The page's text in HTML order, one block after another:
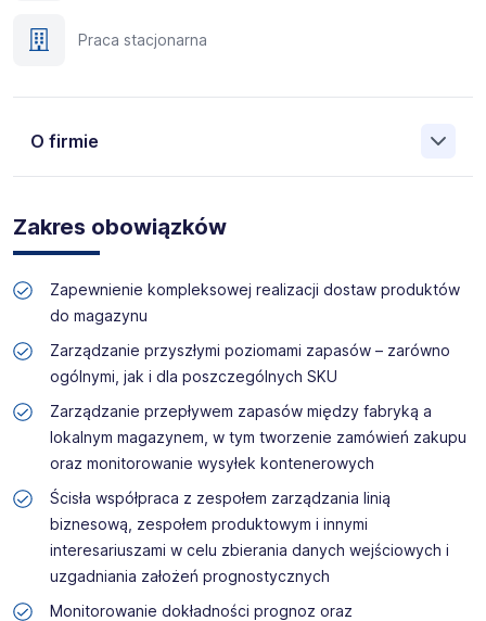
Praca stacjonarna
O firmie
o ponad 70-letnim doświadczeniu, działająca w 82
krajach. Na polskim rynku jesteśmy od 2001 roku i obecnie
posiadamy prawie 35 oddziałów w całym kraju. Naszym
celem jest otwieranie przed kandydatami nowych
możliwości, pomoc w znalezieniu pracy odpowiadającej
ich kwalifikacjom i doświadczeniu. Więcej informacji na
temat Manpower znajduje się na www.manpower.pl
zyskać profesjonalne doradztwo i wymarzoną pracę!
Zakres obowiązków
Zapewnienie kompleksowej realizacji dostaw produktów
do magazynu
Zarządzanie przyszłymi poziomami zapasów – zarówno
ogólnymi, jak i dla poszczególnych SKU
Zarządzanie przepływem zapasów między fabryką a
lokalnym magazynem, w tym tworzenie zamówień zakupu
oraz monitorowanie wysyłek kontenerowych
Ścisła współpraca z zespołem zarządzania linią
biznesową, zespołem produktowym i innymi
interesariuszami w celu zbierania danych wejściowych i
uzgadniania założeń prognostycznych
Monitorowanie dokładności prognoz oraz